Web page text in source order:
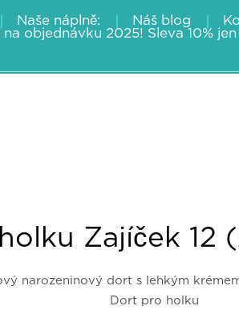
Naše náplně: Náš blog
objednávku 2025! Sleva 10% jen
Zajíček 12
narozeninový dort s lehkým
Dort pro holku